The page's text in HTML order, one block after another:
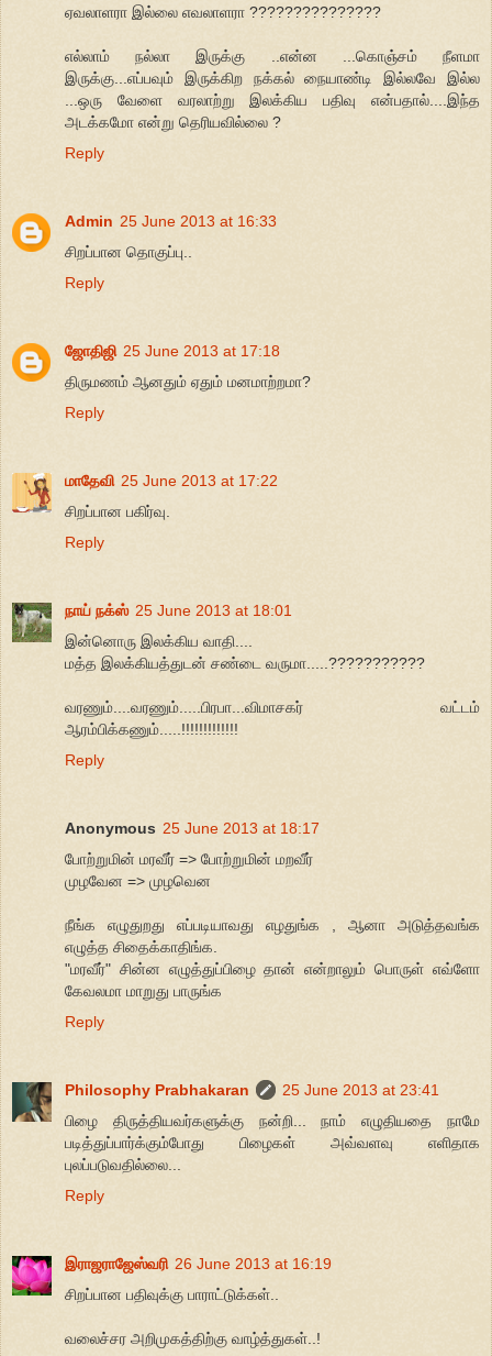
ஏவலாளரா இல்லை எவலாளரா ???????????????
எல்லாம் நல்லா இருக்கு ..என்ன ...கொஞ்சம் நீளமா
இருக்கு...எப்பவும் இருக்கிற நக்கல் நையாண்டி இல்லவே இல்ல
...ஒரு வேளை வரலாற்று இலக்கிய பதிவு என்பதால்....இந்த
அடக்கமோ என்று தெரியவில்லை ?
Reply
Admin 25 June 2013 at 16:33
சிறப்பான தொகுப்பு..
Reply
ஜோதிஜி 25 June 2013 at 17:18
திருமணம் ஆனதும் ஏதும் மனமாற்றமா?
Reply
மாதேவி 25 June 2013 at 17:22
சிறப்பான பகிர்வு.
Reply
நாய் நக்ஸ் 25 June 2013 at 18:01
இன்னொரு இலக்கிய வாதி....
மத்த இலக்கியத்துடன் சண்டை வருமா.....???????????
வரணும்....வரணும்.....பிரபா...விமாசகர் வட்டம்
ஆரம்பிக்கணும்.....!!!!!!!!!!!!!
Reply
Anonymous 25 June 2013 at 18:17
போற்றுமின் மரவீர் => போற்றுமின் மறவீர்
முழவேன => முழவென
நீங்க எழுதுறது எப்படியாவது எழதுங்க , ஆனா அடுத்தவங்க
எழுத்த சிதைக்காதிங்க.
"மரவீர்" சின்ன எழுத்துப்பிழை தான் என்றாலும் பொருள் எவ்ளோ
கேவலமா மாறுது பாருங்க
Reply
Philosophy Prabhakaran
25 June 2013 at 23:41
பிழை திருத்தியவர்களுக்கு நன்றி... நாம் எழுதியதை நாமே
படித்துப்பார்க்கும்போது பிழைகள் அவ்வளவு எளிதாக
புலப்படுவதில்லை...
Reply
இராஜராஜேஸ்வரி 26 June 2013 at 16:19
சிறப்பான பதிவுக்கு பாராட்டுக்கள்..
வலைச்சர அறிமுகத்திற்கு வாழ்த்துகள்..!